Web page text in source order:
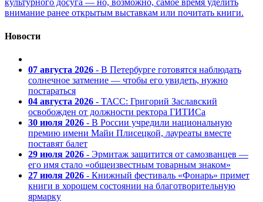
культурного досуга — но, возможно, самое время уделить
внимание ранее открытым выставкам или почитать книги.
Новости
07 августа 2026 - В Петербурге готовятся наблюдать
солнечное затмение — чтобы его увидеть, нужно
постараться
04 августа 2026 - ТАСС: Григорий Заславский
освобожден от должности ректора ГИТИСа
30 июля 2026 - В России учредили национальную
премию имени Майи Плисецкой, лауреаты вместе
поставят балет
29 июля 2026 - Эрмитаж защитится от самозванцев —
его имя стало «общеизвестным товарным знаком»
27 июля 2026 - Книжный фестиваль «Фонарь» примет
книги в хорошем состоянии на благотворительную
ярмарку